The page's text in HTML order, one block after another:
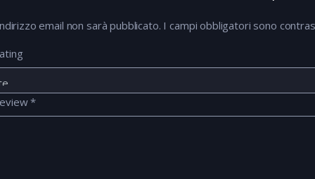
email non sarà pubblicato. I campi obbligatori sono
*